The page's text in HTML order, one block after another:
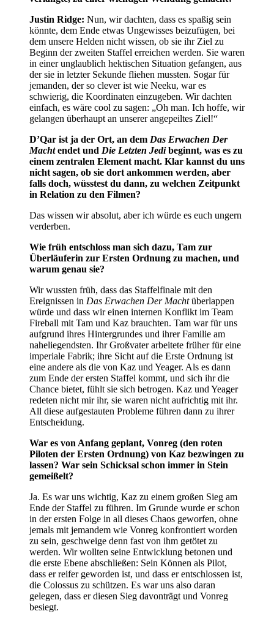
Justin Ridge: Nun, wir dachten, dass es spaßig sein
könnte, dem Ende etwas Ungewisses beizufügen, bei
dem unsere Helden nicht wissen, ob sie ihr Ziel zu
Beginn der zweiten Staffel erreichen werden. Sie waren
in einer unglaublich hektischen Situation gefangen, aus
der sie in letzter Sekunde fliehen mussten. Sogar für
jemanden, der so clever ist wie Neeku, war es
schwierig, die Koordinaten einzugeben. Wir dachten
einfach, es wäre cool zu sagen: „Oh man. Ich hoffe, wir
gelangen überhaupt an unserer angepeiltes Ziel!“
D’Qar ist ja der Ort, an dem Das Erwachen Der
Machtendet und Die Letzten Jedibeginnt, was es zu
einem zentralen Element macht. Klar kannst du uns
nicht sagen, ob sie dort ankommen werden, aber
falls doch, wüsstest du dann, zu welchen Zeitpunkt
in Relation zu den Filmen?
Das wissen wir absolut, aber ich würde es euch ungern
verderben.
Wie früh entschloss man sich dazu, Tam zur
Überläuferin zur Ersten Ordnung zu machen, und
warum genau sie?
Wir wussten früh, dass das Staffelfinale mit den
Ereignissen in Das Erwachen Der Machtüberlappen
würde und dass wir einen internen Konflikt im Team
Fireball mit Tam und Kaz brauchten. Tam war für uns
aufgrund ihres Hintergrundes und ihrer Familie am
naheliegendsten. Ihr Großvater arbeitete früher für eine
imperiale Fabrik; ihre Sicht auf die Erste Ordnung ist
eine andere als die von Kaz und Yeager. Als es dann
zum Ende der ersten Staffel kommt, und sich ihr die
Chance bietet, fühlt sie sich betrogen. Kaz und Yeager
redeten nicht mir ihr, sie waren nicht aufrichtig mit ihr.
All diese aufgestauten Probleme führen dann zu ihrer
Entscheidung.
War es von Anfang geplant, Vonreg (den roten
Piloten der Ersten Ordnung) von Kaz bezwingen zu
lassen? War sein Schicksal schon immer in Stein
gemeißelt?
Ja. Es war uns wichtig, Kaz zu einem großen Sieg am
Ende der Staffel zu führen. Im Grunde wurde er schon
in der ersten Folge in all dieses Chaos geworfen, ohne
jemals mit jemandem wie Vonreg konfrontiert worden
zu sein, geschweige denn fast von ihm getötet zu
werden. Wir wollten seine Entwicklung betonen und
die erste Ebene abschließen: Sein Können als Pilot,
dass er reifer geworden ist, und dass er entschlossen ist,
die Colossus zu schützen. Es war uns also daran
gelegen, dass er diesen Sieg davonträgt und Vonreg
besiegt.